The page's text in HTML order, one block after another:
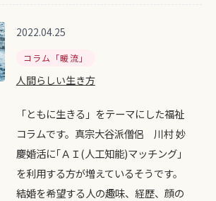
2022.04.25
コラム「暖流」
人間らしい生き方
「ともに生きる」をテーマにした福祉
コラムです。真宗大谷派僧侶 川村 妙
慶婚活に｢ＡＩ(人工知能)マッチング｣
を利用する方が増えているそうです。
結婚を希望する人の趣味、経歴、顔の